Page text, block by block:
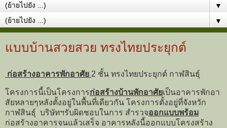
▼
▼
แบบบ้านสวยสวย ทรงไทยประยุกต์
ก่อสร้างอาคารพักอาศัย 2 ชั้น ทรงไทยประยุกต์ กาฬสินธุ์
โครงการนี้เป็นโครงการก่อสร้างบ้านพักอาศัยเป็นอาคารพักอา
สัยหลายๆหลังตั้งอยู่ในพื้นที่เดียวกัน โครงการตั้งอยู่ที่จังหวัก
กาฬสินธุ์ บริษัทฯรับผิดชอบในการ สำรวจออกแบบพร้อม
ก่อสร้างอาคารจนแล้วเสร็จ อาคารหลังนี้ออกแบบโครงสร้าง